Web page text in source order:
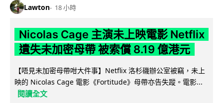
Lawton 18 小時
Nicolas Cage 主演未上映電影 Netflix
遺失未加密母帶 被索償 8.19 億港元
【唔見未加密母帶咁大件事】Netflix 洛杉磯辦公室被竊，未上
映的 Nicolas Cage 電影《Fortitude》母帶亦告失蹤。電影...
閱讀全文